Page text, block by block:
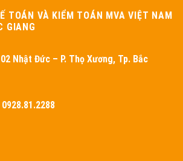
TOÁN VÀ KIỂM TOÁN MVA VIỆT NAM
GIANG
Nhật Đức – P. Thọ Xương, Tp. Bắc